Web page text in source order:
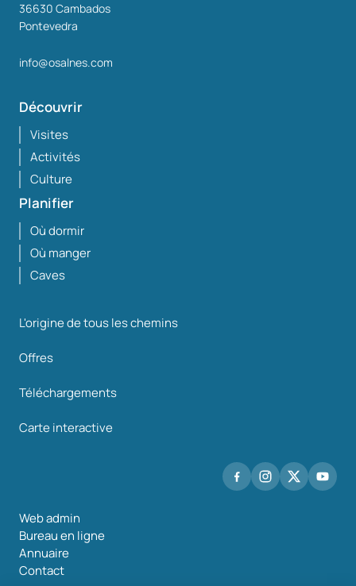
36630 Cambados
Pontevedra
info@osalnes.com
Découvrir
Visites
Activités
Culture
Planifier
Où dormir
Où manger
Caves
L'origine de tous les chemins
Offres
Téléchargements
Carte interactive
Web admin
Bureau en ligne
Annuaire
Contact